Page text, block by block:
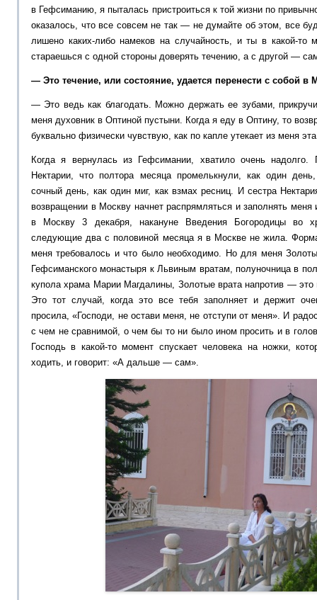
в Гефсиманию, я пыталась пристроиться к той жизни по
оказалось, что все совсем не так — не думайте об этом, все
лишено каких-либо намеков на случайность, и ты в какой-
стараешься с одной стороны доверять течению, а с другой —
— Это течение, или состояние, удается перенести с собой
— Это ведь как благодать. Можно держать ее зубами,
меня духовник в Оптиной пустыни. Когда я еду в Оптину, то
буквально физически чувствую, как по капле утекает из меня
Когда я вернулась из Гефсимании, хватило очень надолго.
Нектарии, что полтора месяца промелькнули, как один
сочный день, как один миг, как взмах ресниц. И сестра
возвращении в Москву начнет распрямляться и заполнять
в Москву 3 декабря, накануне Введения Богородицы во
следующие два с половиной месяца я в Москве не жила.
меня требовалось и что было необходимо. Но для меня
Гефсиманского монастыря к Львиным вратам, полуночница в
купола храма Марии Магдалины, Золотые врата напротив — это
Это тот случай, когда это все тебя заполняет и держит
просила, «Господи, не остави меня, не отступи от меня». И
с чем не сравнимой, о чем бы то ни было ином просить и в
Господь в какой-то момент спускает человека на ножки,
ходить, и говорит: «А дальше — сам».